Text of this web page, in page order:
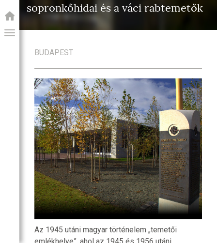
PROGRAM
sopronkőhidai és a váci rabtemetők
BUDAPEST
Az 1945 utáni magyar történelem „temetői